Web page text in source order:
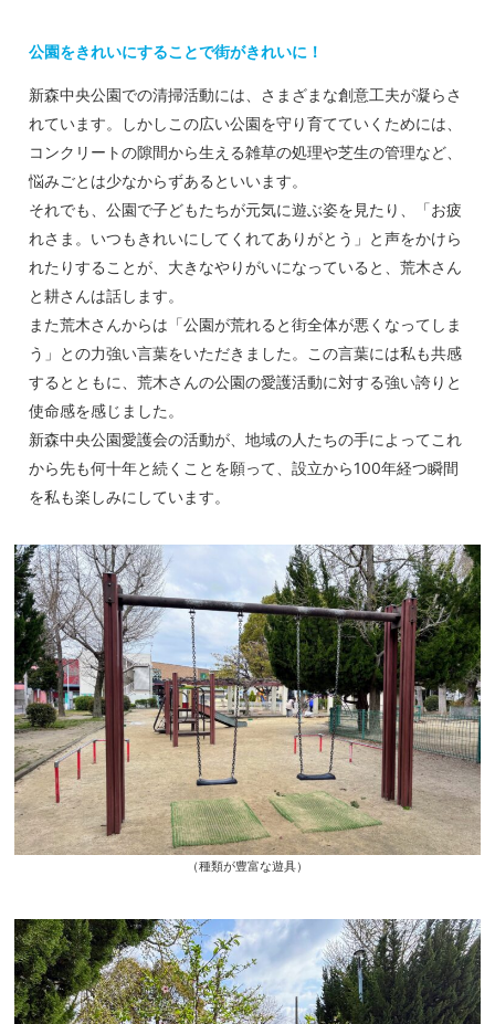
公園をきれいにすることで街がきれいに！
新森中央公園での清掃活動には、さまざまな創意工夫が凝らさ
れています。しかしこの広い公園を守り育てていくためには、
コンクリートの隙間から生える雑草の処理や芝生の管理など、
悩みごとは少なからずあるといいます。
それでも、公園で子どもたちが元気に遊ぶ姿を見たり、「お疲
れさま。いつもきれいにしてくれてありがとう」と声をかけら
れたりすることが、大きなやりがいになっていると、荒木さん
と耕さんは話します。
また荒木さんからは「公園が荒れると街全体が悪くなってしま
う」との力強い言葉をいただきました。この言葉には私も共感
するとともに、荒木さんの公園の愛護活動に対する強い誇りと
使命感を感じました。
新森中央公園愛護会の活動が、地域の人たちの手によってこれ
から先も何十年と続くことを願って、設立から100年経つ瞬間
を私も楽しみにしています。
（種類が豊富な遊具）